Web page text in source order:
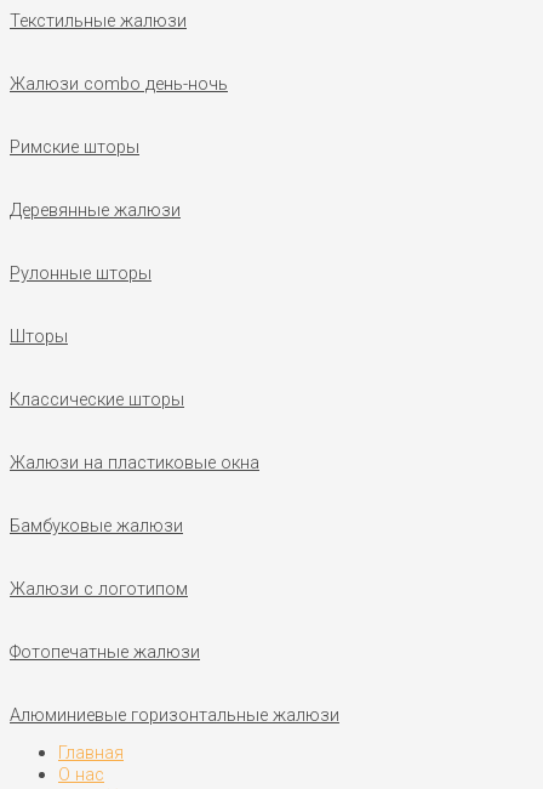
Текстильные жалюзи
Жалюзи combo день-ночь
Римские шторы
Деревянные жалюзи
Рулонные шторы
Шторы
Классические шторы
Жалюзи на пластиковые окна
Бамбуковые жалюзи
Жалюзи с логотипом
Фотопечатные жалюзи
Алюминиевые горизонтальные жалюзи
Главная
О нас